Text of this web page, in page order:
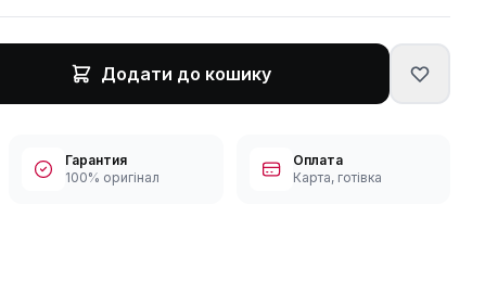
Додати до кошику
Гарантия
100% оригінал
Оплата
Карта, готівка